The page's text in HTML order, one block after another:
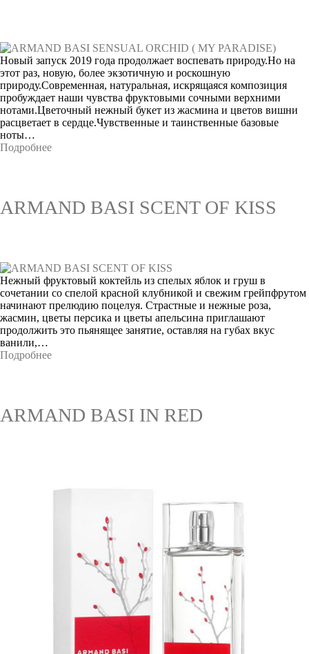
Новый запуск 2019 года продолжает воспевать природу.Но на
этот раз, новую, более экзотичную и роскошную
природу.Современная, натуральная, искрящаяся композиция
пробуждает наши чувства фруктовыми сочными верхними
нотами.Цветочный нежный букет из жасмина и цветов вишни
расцветает в сердце.Чувственные и таинственные базовые
ноты…
Подробнее
ARMAND BASI SCENT OF KISS
Нежный фруктовый коктейль из спелых яблок и груш в
сочетании со спелой красной клубникой и свежим грейпфрутом
начинают прелюдию поцелуя. Страстные и нежные роза,
жасмин, цветы персика и цветы апельсина приглашают
продолжить это пьянящее занятие, оставляя на губах вкус
ванили,…
Подробнее
ARMAND BASI IN RED